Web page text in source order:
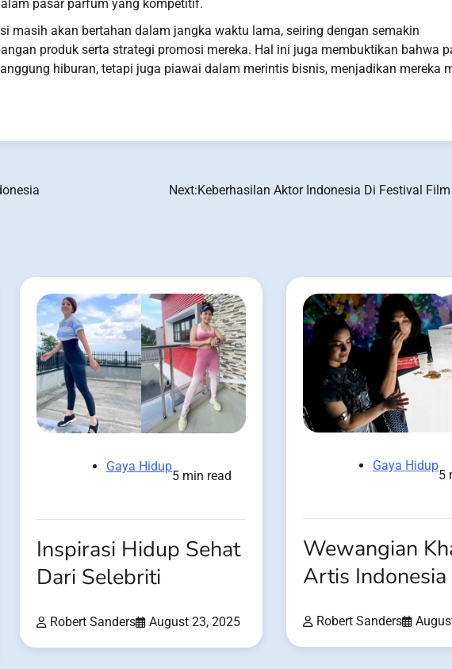
pasar parfum yang kompetitif.
masih akan bertahan dalam jangka waktu lama, seiring dengan semakin
produk serta strategi promosi mereka. Hal ini juga membuktikan bahwa
hiburan, tetapi juga piawai dalam merintis bisnis, menjadikan mereka
Next:Keberhasilan Aktor Indonesia Di Festival
Gaya Hidup
5 min read
Inspirasi Hidup Sehat
Dari Selebriti
Robert Sanders August 23, 2025
Gaya Hidup
5
Wewangian
Artis Indonesia
Robert Sanders